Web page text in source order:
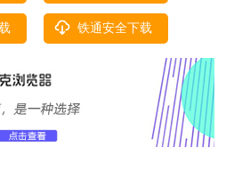
铁通安全下载